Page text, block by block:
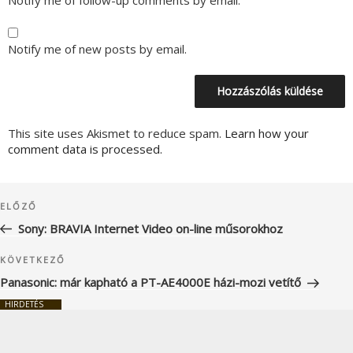
Notify me of new posts by email.
This site uses Akismet to reduce spam. Learn how your
comment data is processed.
navigáció
Korábbi
bejegyzés
ELŐZŐ
Sony: BRAVIA Internet Video on-line műsorokhoz
Következő
bejegyzés
KÖVETKEZŐ
Panasonic: már kapható a PT-AE4000E házi-mozi vetítő
HIRDETÉS